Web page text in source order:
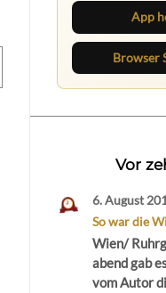
App
Browser
Vor
6. August
So war die
Wien/
abend gab
vom Autor